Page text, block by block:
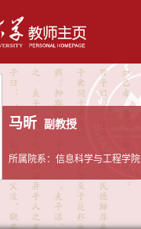
马昕 副教授
所属院系：信息科学与工程学院